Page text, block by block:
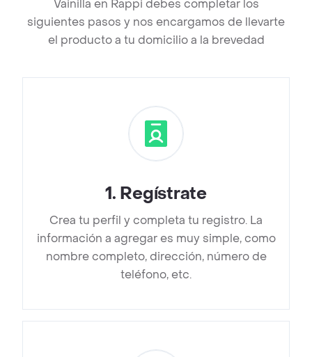
Vainilla en Rappi debes completar los
siguientes pasos y nos encargamos de llevarte
el producto a tu domicilio a la brevedad
1. Regístrate
Crea tu perfil y completa tu registro. La
información a agregar es muy simple, como
nombre completo, dirección, número de
teléfono, etc.